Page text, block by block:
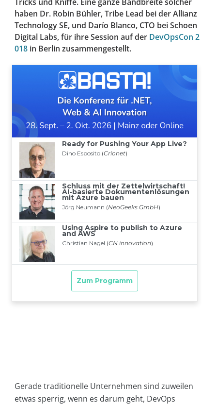
haben Dr. Robin Bühler, Tribe Lead bei der Allianz
Technology SE, und Darío Blanco, CTO bei Schoen
Digital Labs, für ihre Session auf der DevOpsCon 2
018 in Berlin zusammengestellt.
Gerade traditionelle Unternehmen sind zuweilen
etwas sperrig, wenn es darum geht, DevOps